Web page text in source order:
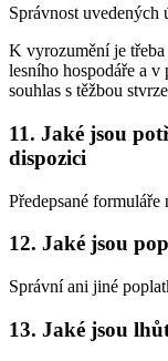
Správnost uvedených
K vyrozumění je
lesního hospodáře a
souhlas s těžbou
11. Jaké jsou
dispozici
Předepsané formuláře
12. Jaké jsou
Správní ani jiné
13. Jaké jsou